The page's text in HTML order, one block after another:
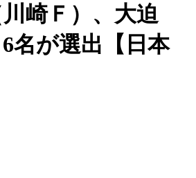
崎Ｆ）、大迫
6名が選出【日本